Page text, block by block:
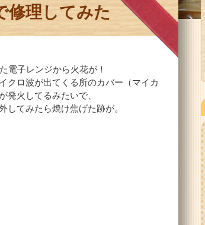
修理してみた
電子レンジから火花が！
クロ波が出てくる所のカバー（マイカ
発火してるみたいで、
してみたら焼け焦げた跡が。